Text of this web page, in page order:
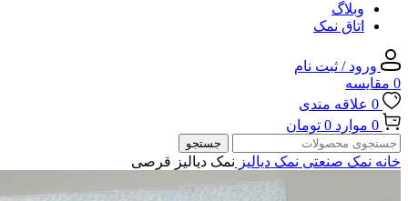
وبلاگ
اتاق نمک
ورود / ثبت نام
0 مقایسه
0 علاقه مندی
0 موارد 0 تومان
جستجو
خانه نمک صنعتی نمک دیالیز نمک دیالیز قرصی